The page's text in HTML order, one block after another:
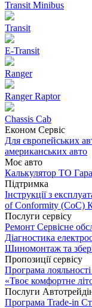
Transit Minibus
Transit
E-Transit
Ranger
Ranger Raptor
Chassis Cab
Економ Сервіс
Для європейських
американських авто
Моє авто
Калькулятор ТО
Підтримка
Інструкції з
of Conformity (CoC)
Послуги сервісу
Ремонт Сервісне
Діагностика
Шиномонтаж та
Пропозиції сервісу
Програма лояльності
«Твоє комфортне
Послуги
Програма Trade-in